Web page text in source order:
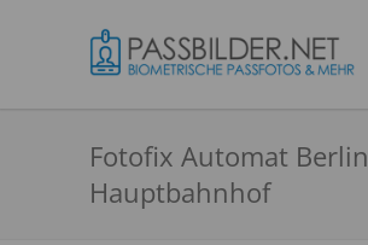
Fotofix Automat Berlin
Hauptbahnhof